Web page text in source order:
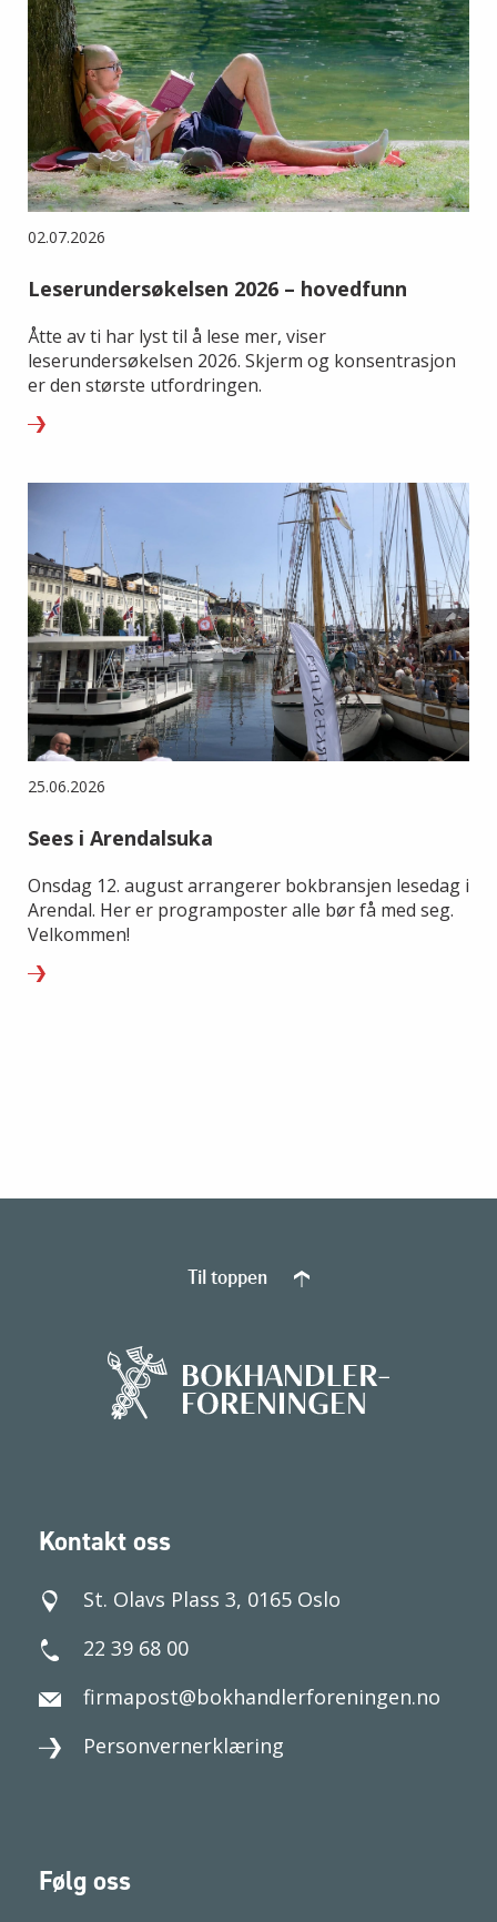
02.07.2026
Leserundersøkelsen 2026 – hovedfunn
Åtte av ti har lyst til å lese mer, viser
leserundersøkelsen 2026. Skjerm og konsentrasjon
er den største utfordringen.
25.06.2026
Sees i Arendalsuka
Onsdag 12. august arrangerer bokbransjen lesedag i
Arendal. Her er programposter alle bør få med seg.
Velkommen!
Kontakt oss
St. Olavs Plass 3, 0165 Oslo
22 39 68 00
firmapost@bokhandlerforeningen.no
Personvernerklæring
Følg oss
Til toppen